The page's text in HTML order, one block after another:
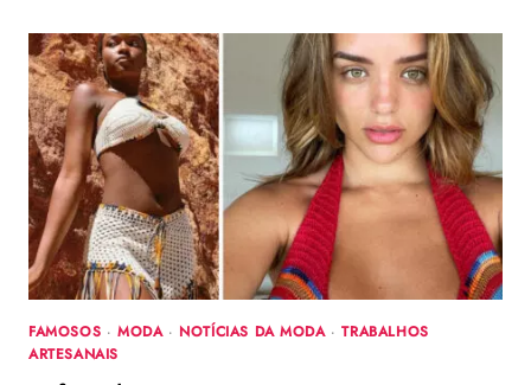
FAMOSOS · MODA· NOTÍCIAS DA MODA·TRABALHOS
ARTESANAIS